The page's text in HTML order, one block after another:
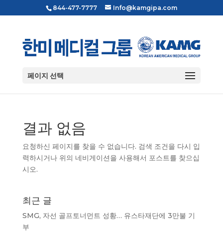
844-477-7777 Info@kamgipa.com
페이지 선택
결과 없음
요청하신 페이지를 찾을 수 없습니다. 검색 조건을 다시 입
력하시거나 위의 네비게이션을 사용해서 포스트를 찾으십
시오.
최근 글
SMG, 자선 골프토너먼트 성황… 유스타재단에 3만불 기
부